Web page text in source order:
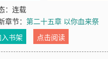
：连载
章节：第二十五章 以你血来祭
书架
点击阅读